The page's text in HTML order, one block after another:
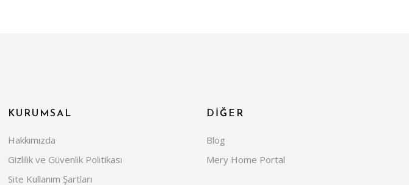
KURUMSAL
Hakkımızda
Gizlilik ve Güvenlik Politikası
Site Kullanım Şartları
DİĞER
Blog
Mery Home Portal